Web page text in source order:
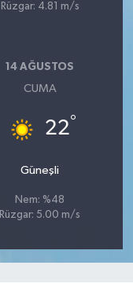
Rüzgar: 4.81 m/s
14 AĞUSTOS
CUMA
22°
Güneşli
Nem: %48
Rüzgar: 5.00 m/s